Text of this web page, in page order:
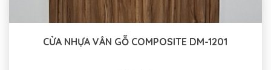
CỬA NHỰA VÂN GỖ COMPOSITE DM-1201